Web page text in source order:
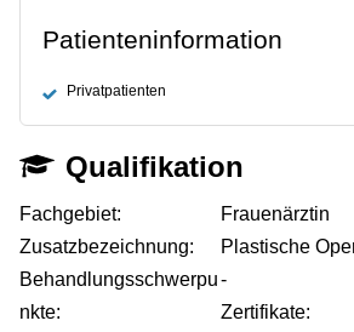
Patienteninformation
Privatpatienten
Qualifikation
Fachgebiet:
Frauenärztin
Zusatzbezeichnung:
Plastische
Behandlungsschwerpu
nkte:
-
Zertifikate: